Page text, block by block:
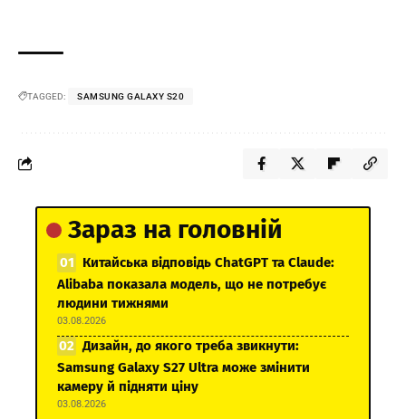
TAGGED: SAMSUNG GALAXY S20
Зараз на головній
Китайська відповідь ChatGPT та Claude:
Alibaba показала модель, що не потребує
людини тижнями
03.08.2026
Дизайн, до якого треба звикнути:
Samsung Galaxy S27 Ultra може змінити
камеру й підняти ціну
03.08.2026